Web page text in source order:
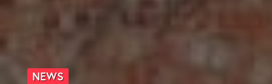
NEWS